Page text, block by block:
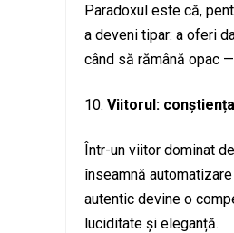
Paradoxul este că,
a deveni tipar: a oferi
când să rămână opac
Viitorul:
Într-un viitor dominat
înseamnă
autentic devine o
luciditate și eleganță.